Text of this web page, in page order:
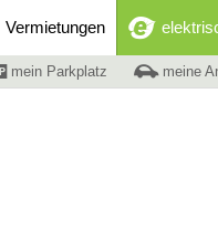
Vermietungen
mein Parkplatz meine